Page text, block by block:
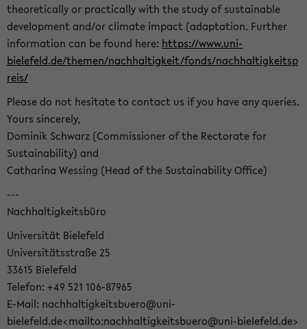
theoretically or practically with the study of sustainable
development and/or climate impact (adaptation. Further
information can be found here: https://www.uni-
bielefeld.de/themen/nachhaltigkeit/fonds/nachhaltigkeitsp
reis/
Please do not hesitate to contact us if you have any queries.
Yours sincerely,
Dominik Schwarz (Commissioner of the Rectorate for
Sustainability) and
Catharina Wessing (Head of the Sustainability Office)
---
Nachhaltigkeitsbüro
Universität Bielefeld
Universitätsstraße 25
33615 Bielefeld
Telefon: +49 521 106-87965
E-Mail: nachhaltigkeitsbuero@uni-
bielefeld.de<mailto:nachhaltigkeitsbuero@uni-bielefeld.de>